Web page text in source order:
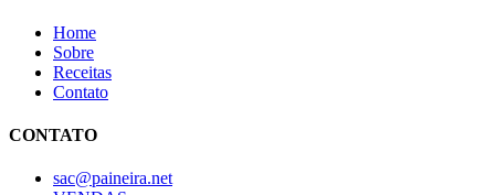
Home
Sobre
Receitas
Contato
CONTATO
sac@paineira.net